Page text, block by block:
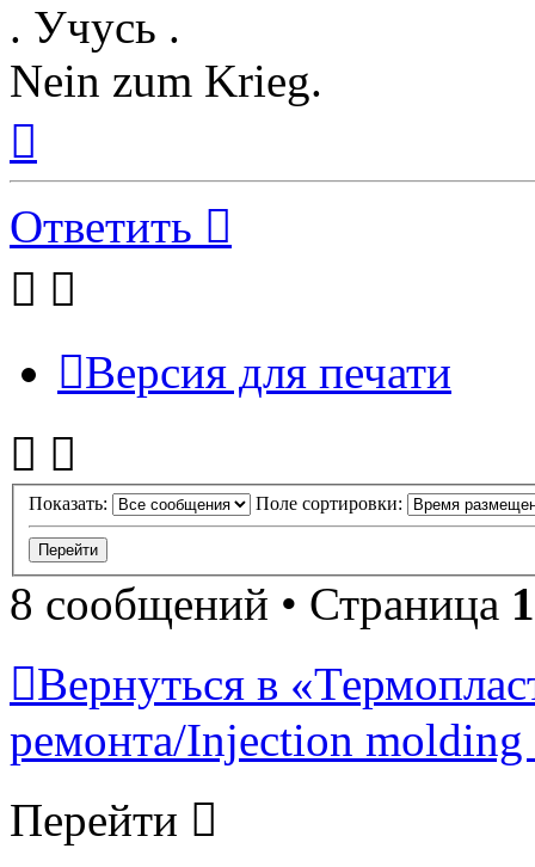
. Учусь .
Nein zum Krieg.
началу
Ответить
Версия для печати
Показать: Поле сортировки:
8 сообщений • Страница 1
Вернуться в
ремонта/Injection molding
Перейти